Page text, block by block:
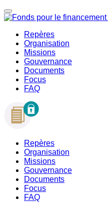
Repères
Organisation
Missions
Gouvernance
Documents
Focus
FAQ
Repères
Organisation
Missions
Gouvernance
Documents
Focus
FAQ